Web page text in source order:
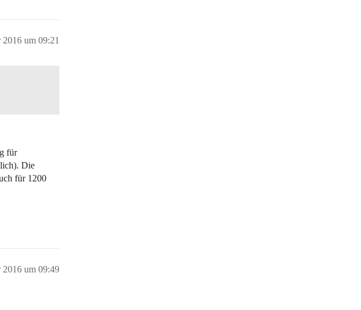
2016 um 09:21
für
Die
für 1200
2016 um 09:49